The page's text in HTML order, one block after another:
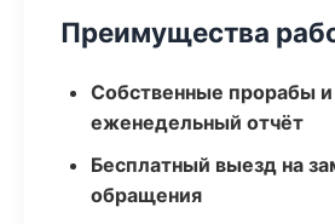
Преимущества
Собственные прорабы
еженедельный отчёт
Бесплатный выезд на
обращения